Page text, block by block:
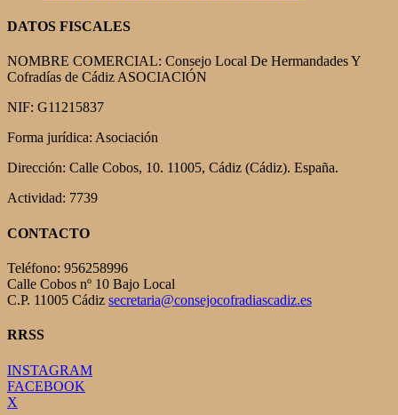
DATOS FISCALES
NOMBRE COMERCIAL: Consejo Local De Hermandades Y
Cofradías de Cádiz ASOCIACIÓN
NIF: G11215837
Forma jurídica: Asociación
Dirección: Calle Cobos, 10. 11005, Cádiz (Cádiz). España.
Actividad: 7739
CONTACTO
Teléfono: 956258996
Calle Cobos nº 10 Bajo Local
C.P. 11005 Cádiz secretaria@consejocofradiascadiz.es
RRSS
INSTAGRAM
FACEBOOK
X